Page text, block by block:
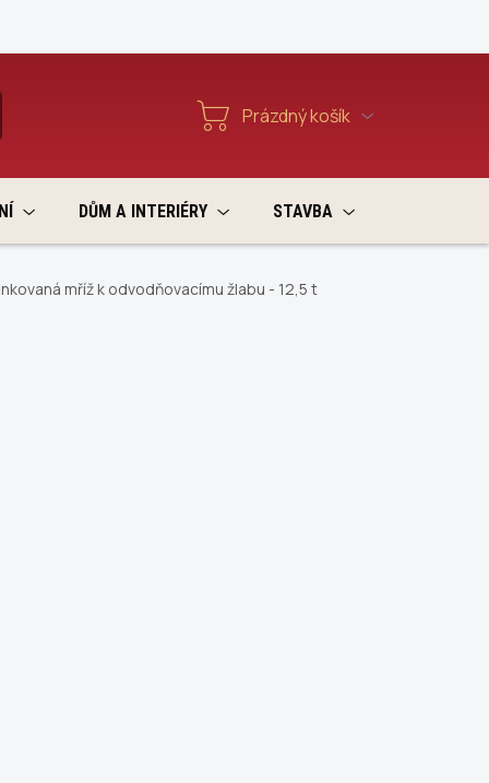
Nákupní
Prázdný košík
DŮM A INTERIÉRY STAVBA
mříž k odvodňovacímu žlabu - 12,5 t